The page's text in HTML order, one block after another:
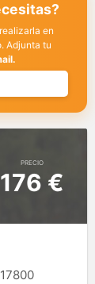
en
Adjunta tu
PRECIO
176 €